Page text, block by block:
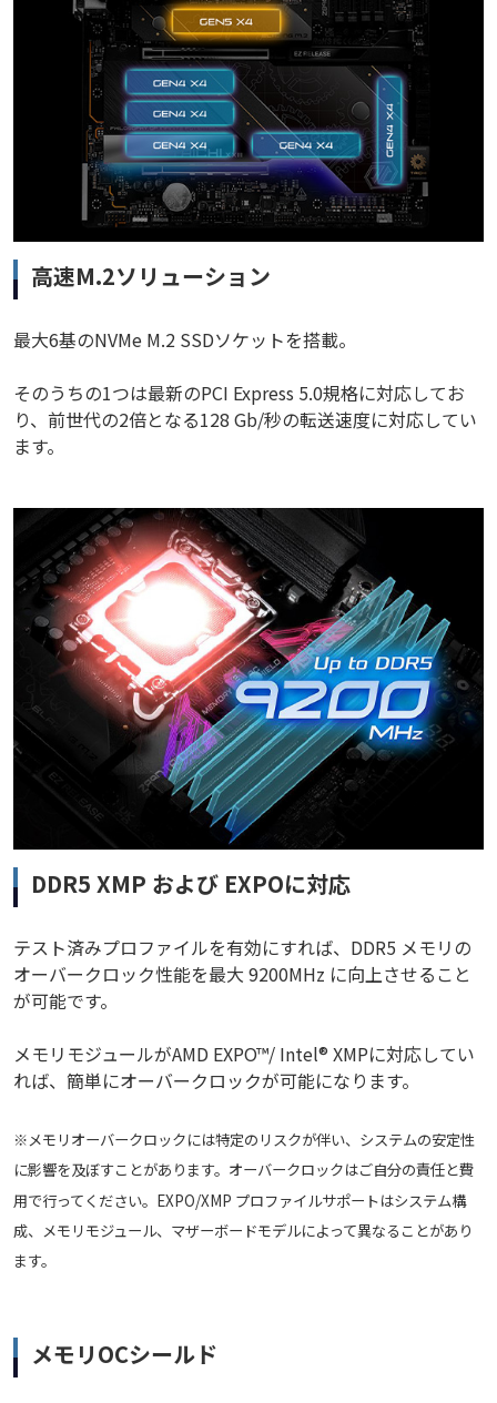
高速M.2ソリューション
最大6基のNVMe M.2 SSDソケットを搭載。
そのうちの1つは最新のPCI Express 5.0規格に対応してお
り、前世代の2倍となる128 Gb/秒の転送速度に対応してい
ます。
DDR5 XMP および EXPOに対応
テスト済みプロファイルを有効にすれば、DDR5 メモリの
オーバークロック性能を最大 9200MHz に向上させること
が可能です。
メモリモジュールがAMD EXPO™/ Intel® XMPに対応してい
れば、簡単にオーバークロックが可能になります。
※メモリオーバークロックには特定のリスクが伴い、システムの安定性
に影響を及ぼすことがあります。オーバークロックはご自分の責任と費
用で行ってください。EXPO/XMP プロファイルサポートはシステム構
成、メモリモジュール、マザーボードモデルによって異なることがあり
ます。
メモリOCシールド